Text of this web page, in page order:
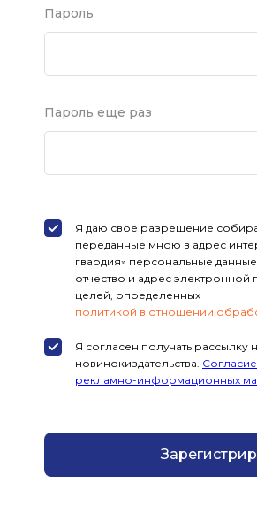
Пароль
Пароль еще раз
Я даю свое разрешение
переданные мною в адрес
гвардия» персональные
отчество и адрес электронной
целей, определенных
политикой в отношении
Я согласен получать рассылку
новинокиздательства.
рекламно-информационных